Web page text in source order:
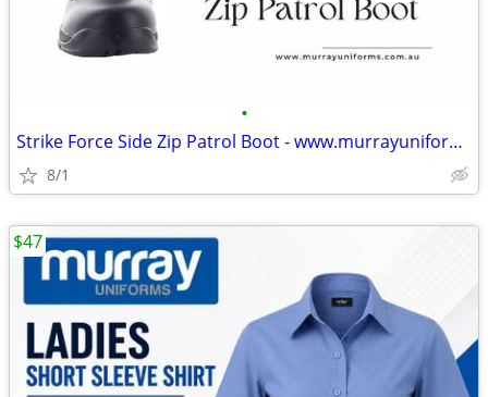
•
Strike Force Side Zip Patrol Boot - www.murrayuniforms.com.au
8/1
$47